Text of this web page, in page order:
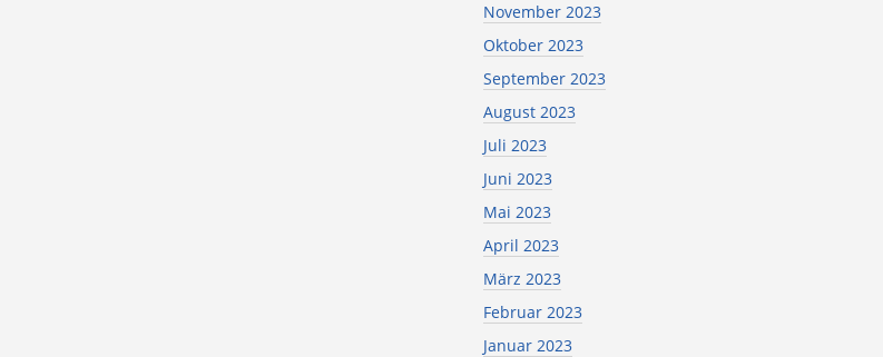
November 2023
Oktober 2023
September 2023
August 2023
Juli 2023
Juni 2023
Mai 2023
April 2023
März 2023
Februar 2023
Januar 2023